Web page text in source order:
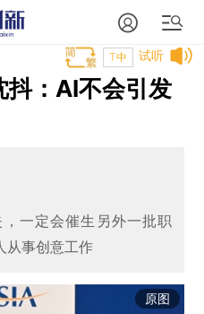
试听
T中
抖：AI不会引发
一定会催生另外一批职
从事创意工作
原图